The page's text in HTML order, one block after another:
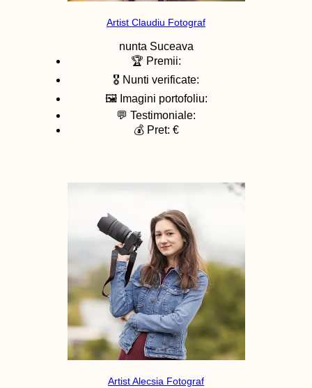
Artist Claudiu Fotograf
nunta Suceava
🏆 Premii:
🎖️ Nunti verificate:
🖼️ Imagini portofoliu:
💬 Testimoniale:
💰 Pret: €
Artist Alecsia Fotograf